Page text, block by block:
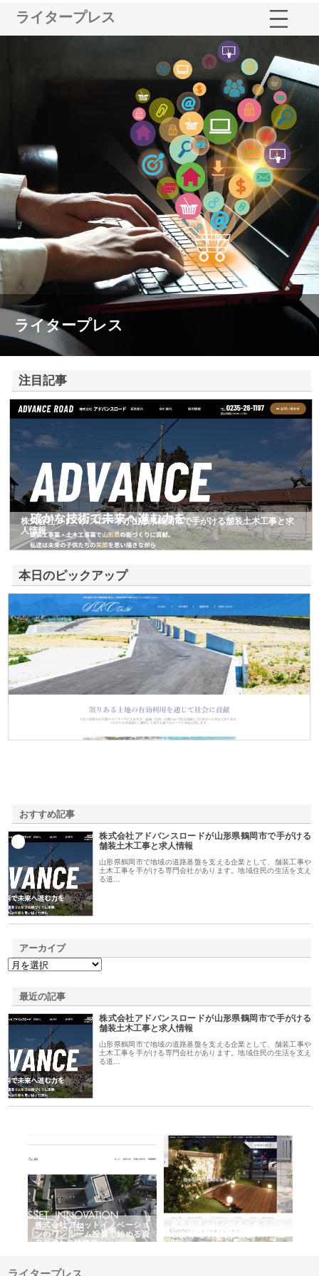
ライタープレス
ライタープレス
注目記事
株式会社アドバンスロードが山形県鶴岡市で手がける舗装土木工事と求
人情報
本日のピックアップ
株式会社ＳＲＣ
おすすめ記事
株式会社アドバンスロードが山形県鶴岡市で手がける
舗装土木工事と求人情報
山形県鶴岡市で地域の道路基盤を支える企業として、舗装工事や
土木工事を手がける専門会社があります。地域住民の生活を支え
る道…
アーカイブ
最近の記事
株式会社アドバンスロードが山形県鶴岡市で手がける
舗装土木工事と求人情報
山形県鶴岡市で地域の道路基盤を支える企業として、舗装工事や
土木工事を手がける専門会社があります。地域住民の生活を支え
る道…
株式会社アセットイノベーショ
ンのワンルーム投資で始める資
産形成と老後準備
と名古屋で叶える理想の外構空
間